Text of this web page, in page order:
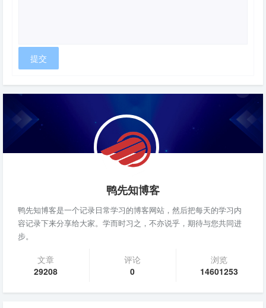
鸭先知博客
鸭先知博客是一个记录日常学习的博客网站，然后把每天的学习内
容记录下来分享给大家。学而时习之，不亦说乎，期待与您共同进
步。
文章
29208
评论
0
浏览
14601253